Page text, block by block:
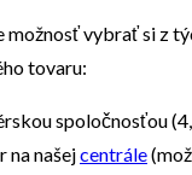
možnosť vybrať si z
tovaru:
spoločnosťou
na našejcentrále